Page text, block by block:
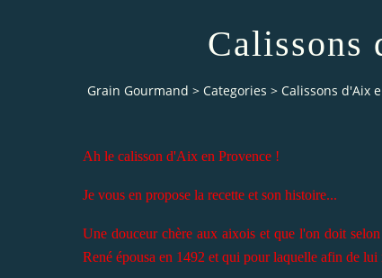
Calissons
Grain Gourmand > Categories > Calissons d'Aix
Ah le calisson d'Aix en Provence !
Je vous en propose la recette et son histoire...
Une douceur chère aux aixois et que l'on doit
René épousa en 1492 et qui pour laquelle afin de